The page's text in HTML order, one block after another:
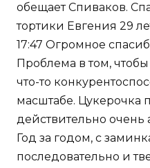
обещает Спиваков.
тортики Евгения 29
17:47 Огромное
Проблема в том,
что-то
масштабе. Цукерочка
действительно
Год за годом, с
последовательно и